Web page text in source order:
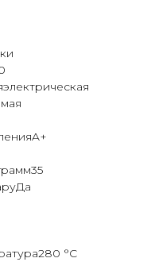
°С